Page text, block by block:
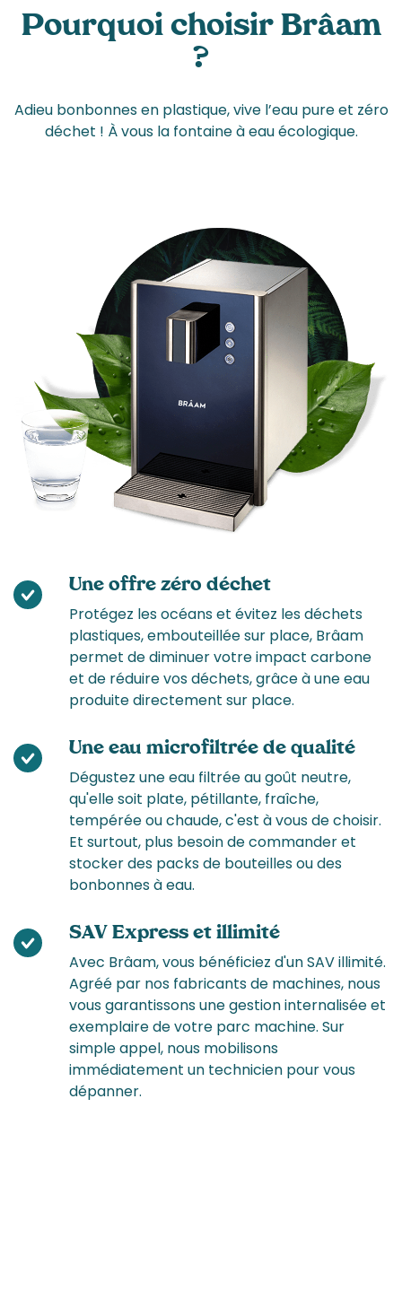
Pourquoi choisir Brâam
?
Adieu bonbonnes en plastique, vive l’eau pure et zéro
déchet ! À vous la fontaine à eau écologique.
Une offre zéro déchet
Protégez les océans et évitez les déchets
plastiques, embouteillée sur place, Brâam
permet de diminuer votre impact carbone
et de réduire vos déchets, grâce à une eau
produite directement sur place.
Une eau microfiltrée de qualité
Dégustez une eau filtrée au goût neutre,
qu'elle soit plate, pétillante, fraîche,
tempérée ou chaude, c'est à vous de choisir.
Et surtout, plus besoin de commander et
stocker des packs de bouteilles ou des
bonbonnes à eau.
SAV Express et illimité
Avec Brâam, vous bénéficiez d'un SAV illimité.
Agréé par nos fabricants de machines, nous
vous garantissons une gestion internalisée et
exemplaire de votre parc machine. Sur
simple appel, nous mobilisons
immédiatement un technicien pour vous
dépanner.